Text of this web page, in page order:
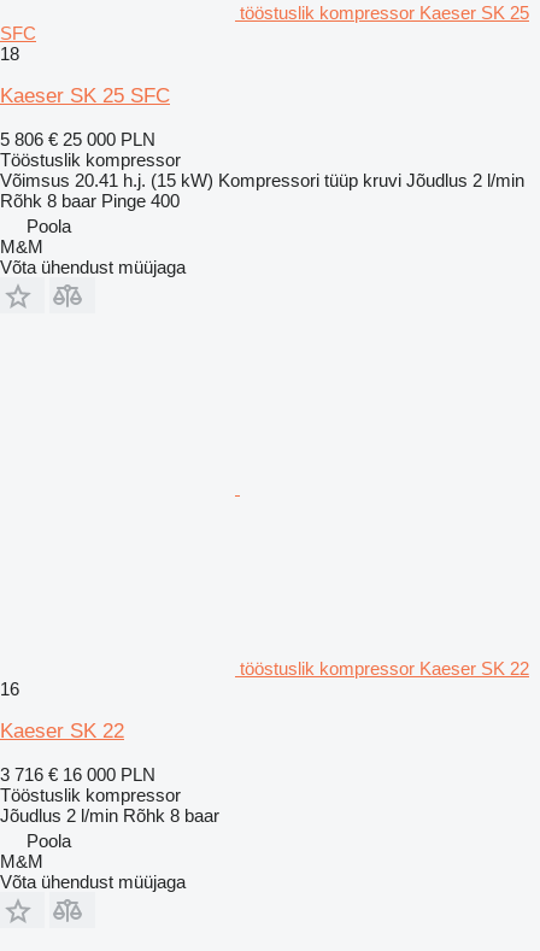
tööstuslik kompressor Kaeser SK 25
SFC
18
Kaeser SK 25 SFC
5 806 € 25 000 PLN
Tööstuslik kompressor
Võimsus 20.41 h.j. (15 kW) Kompressori tüüp kruvi Jõudlus 2 l/min
Rõhk 8 baar Pinge 400
Poola
M&M
Võta ühendust müüjaga
tööstuslik kompressor Kaeser SK 22
16
Kaeser SK 22
3 716 € 16 000 PLN
Tööstuslik kompressor
Jõudlus 2 l/min Rõhk 8 baar
Poola
M&M
Võta ühendust müüjaga